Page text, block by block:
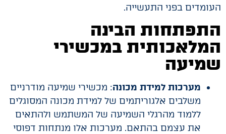
העומדים בפני התעשייה.
התפתחות הבינה
המלאכותית במכשירי
שמיעה
מערכות למידת מכונה: מכשירי שמיעה מודרניים
משלבים אלגוריתמים של למידת מכונה המסוגלים
ללמוד מהרגלי השמיעה של המשתמש ולהתאים
את עצמם בהתאם. מערכות אלו מנתחות דפוסי